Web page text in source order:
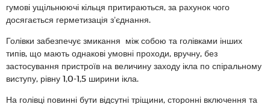
гумові ущільнюючі кільця притираються, за рахунок чого
досягається герметизація з’єднання.
Голівки забезпечує змикання між собою та голівками інших
типів, що мають однакові умовні проходи, вручну, без
застосування пристроїв на величину заходу ікла по спіральному
виступу, рівну 1,0-1,5 ширини ікла.
На голівці повинні бути відсутні тріщини, сторонні включення та